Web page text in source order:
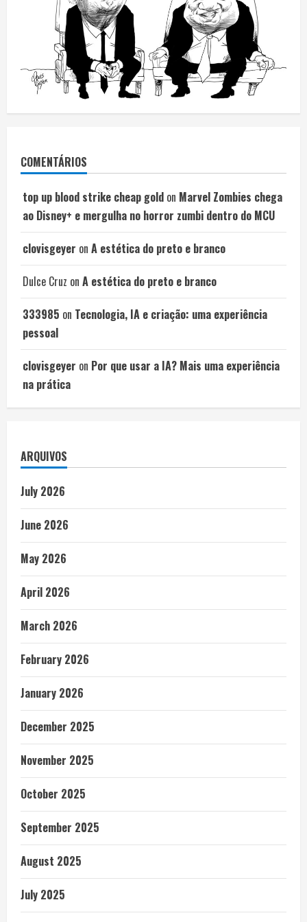
COMENTÁRIOS
top up blood strike cheap gold on Marvel Zombies chega
ao Disney+ e mergulha no horror zumbi dentro do MCU
clovisgeyer on A estética do preto e branco
Dulce Cruz on A estética do preto e branco
333985 on Tecnologia, IA e criação: uma experiência
pessoal
clovisgeyer on Por que usar a IA? Mais uma experiência
na prática
ARQUIVOS
July 2026
June 2026
May 2026
April 2026
March 2026
February 2026
January 2026
December 2025
November 2025
October 2025
September 2025
August 2025
July 2025